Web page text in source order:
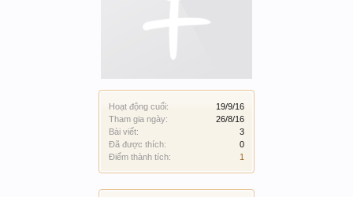
Hoạt động cuối:
19/9/16
Tham gia ngày:
26/8/16
Bài viết:
3
Đã được thích:
0
Điểm thành tích:
1